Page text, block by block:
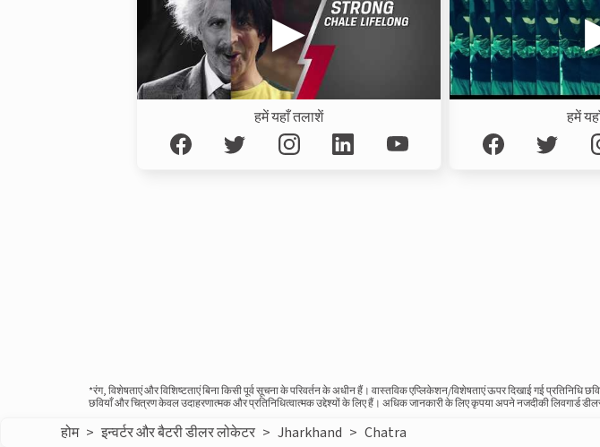
हमें यहाँ तलाशें हमें
*रंग, विशेषताएं और विशिष्टताएं बिना किसी पूर्व सूचना के परिवर्तन के अधीन हैं। वास्तविक एप्लिकेशन/विशेषताएं ऊपर दिखाई गई
छवियाँ और चित्रण केवल उदाहरणात्मक और प्रतिनिधित्वात्मक उद्देश्यों के लिए हैं। अधिक जानकारी के लिए कृपया अपने नजदीकी लिवगार्ड
होम > इन्वर्टर और बैटरी डीलर लोकेटर > Jharkhand > Chatra